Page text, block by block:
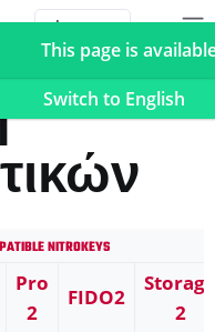
only)
Nitrokeys
Pro
2
FIDO2
2
This page is
Switch to English